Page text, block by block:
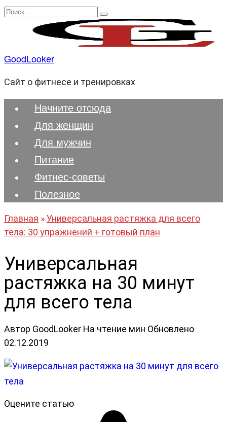
Перейти
содержанию
Search
GoodLooker
Сайт о фитнесе и тренировках
Начните отсюда
Для женщин
Для мужчин
Питание
Фитнес-советы
Полезноe
Главная »Универсальная растяжка для всего
тела: 30 упражнений + готовый план
Универсальная
растяжка на 30 минут
для всего тела
Автор GoodLooker На чтение мин Обновлено
02.12.2019
Оцените статью